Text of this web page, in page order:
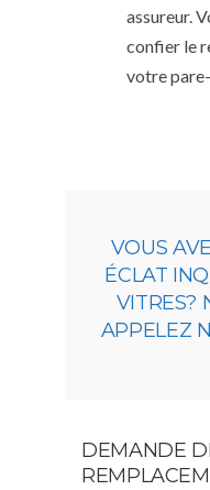
assureur.
confier le
votre
VOUS
ÉCLAT
VITRES?
APPELEZ
DEMANDE